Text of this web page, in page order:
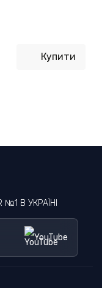
Купити
№1 В УКРАЇНІ
YouTube